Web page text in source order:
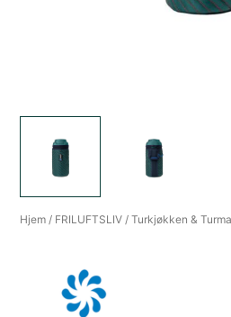
Hjem / FRILUFTSLIV /Turkjøkken &